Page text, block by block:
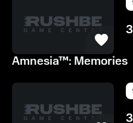
Amnesia™: Memories